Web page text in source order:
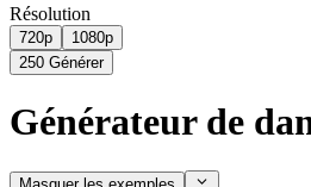
Résolution
720p
1080p
250 Générer
Générateur de